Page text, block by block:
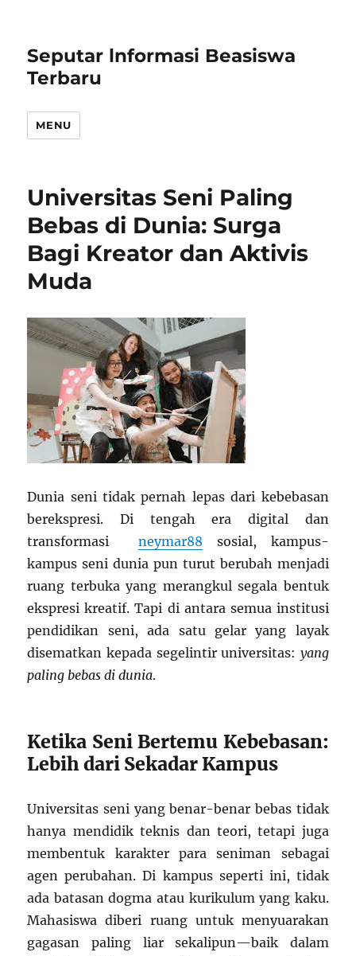
Seputar lnformasi Beasiswa
Terbaru
MENU
Universitas Seni Paling
Bebas di Dunia: Surga
Bagi Kreator dan Aktivis
Muda
Dunia seni tidak pernah lepas dari kebebasan
berekspresi. Di tengah era digital dan
transformasi neymar88 sosial, kampus-
kampus seni dunia pun turut berubah menjadi
ruang terbuka yang merangkul segala bentuk
ekspresi kreatif. Tapi di antara semua institusi
pendidikan seni, ada satu gelar yang layak
disematkan kepada segelintir universitas: yang
paling bebas di dunia.
Ketika Seni Bertemu Kebebasan:
Lebih dari Sekadar Kampus
Universitas seni yang benar-benar bebas tidak
hanya mendidik teknis dan teori, tetapi juga
membentuk karakter para seniman sebagai
agen perubahan. Di kampus seperti ini, tidak
ada batasan dogma atau kurikulum yang kaku.
Mahasiswa diberi ruang untuk menyuarakan
gagasan paling liar sekalipun—baik dalam